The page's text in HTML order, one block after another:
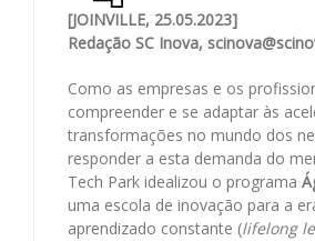
[JOINVILLE, 25.05.2023]
Redação SC Inova,
Como as empresas e os
compreender e se adaptar às
transformações no mundo dos
responder a esta demanda do
Tech Park idealizou o programa
uma escola de inovação para a
aprendizado constante (lifelong